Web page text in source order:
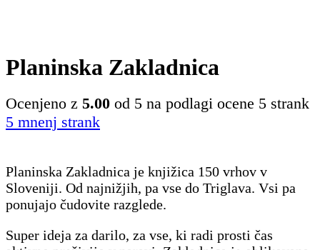
Planinska Zakladnica
Ocenjeno z 5.00 od 5 na podlagi ocene 5 strank
5 mnenj strank
Planinska Zakladnica je knjižica 150 vrhov v
Sloveniji. Od najnižjih, pa vse do Triglava. Vsi pa
ponujajo čudovite razglede.
Super ideja za darilo, za vse, ki radi prosti čas